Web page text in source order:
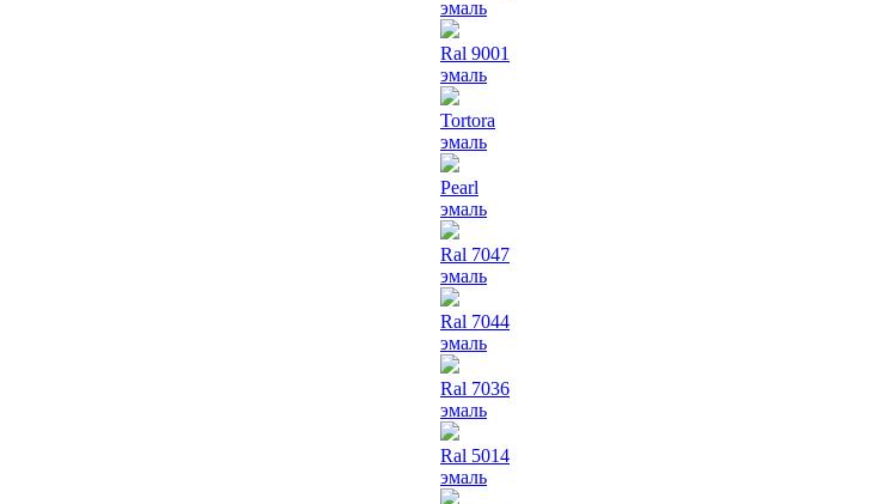
эмаль
Ral 9001
эмаль
Tortora
эмаль
Pearl
эмаль
Ral 7047
эмаль
Ral 7044
эмаль
Ral 7036
эмаль
Ral 5014
эмаль